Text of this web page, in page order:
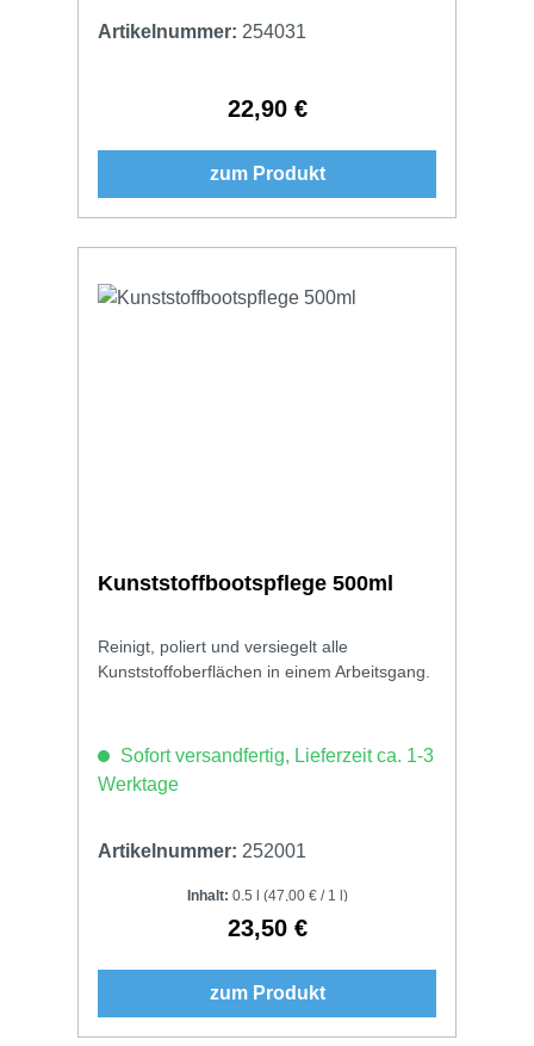
Artikelnummer: 254031
Regulärer Preis:
22,90 €
zum Produkt
Kunststoffbootspflege 500ml
Reinigt, poliert und versiegelt alle
Kunststoffoberflächen in einem Arbeitsgang.
Sofort versandfertig, Lieferzeit ca. 1-3
Werktage
Artikelnummer: 252001
Inhalt: 0.5 l (47,00 € / 1 l)
Regulärer Preis:
23,50 €
zum Produkt